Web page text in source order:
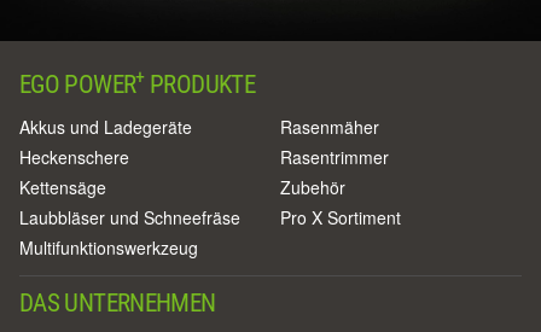
EGO POWER+PRODUKTE
Akkus und Ladegeräte
Heckenschere
Kettensäge
Laubbläser und Schneefräse
Multifunktionswerkzeug
Rasenmäher
Rasentrimmer
Zubehör
Pro X Sortiment
DAS UNTERNEHMEN